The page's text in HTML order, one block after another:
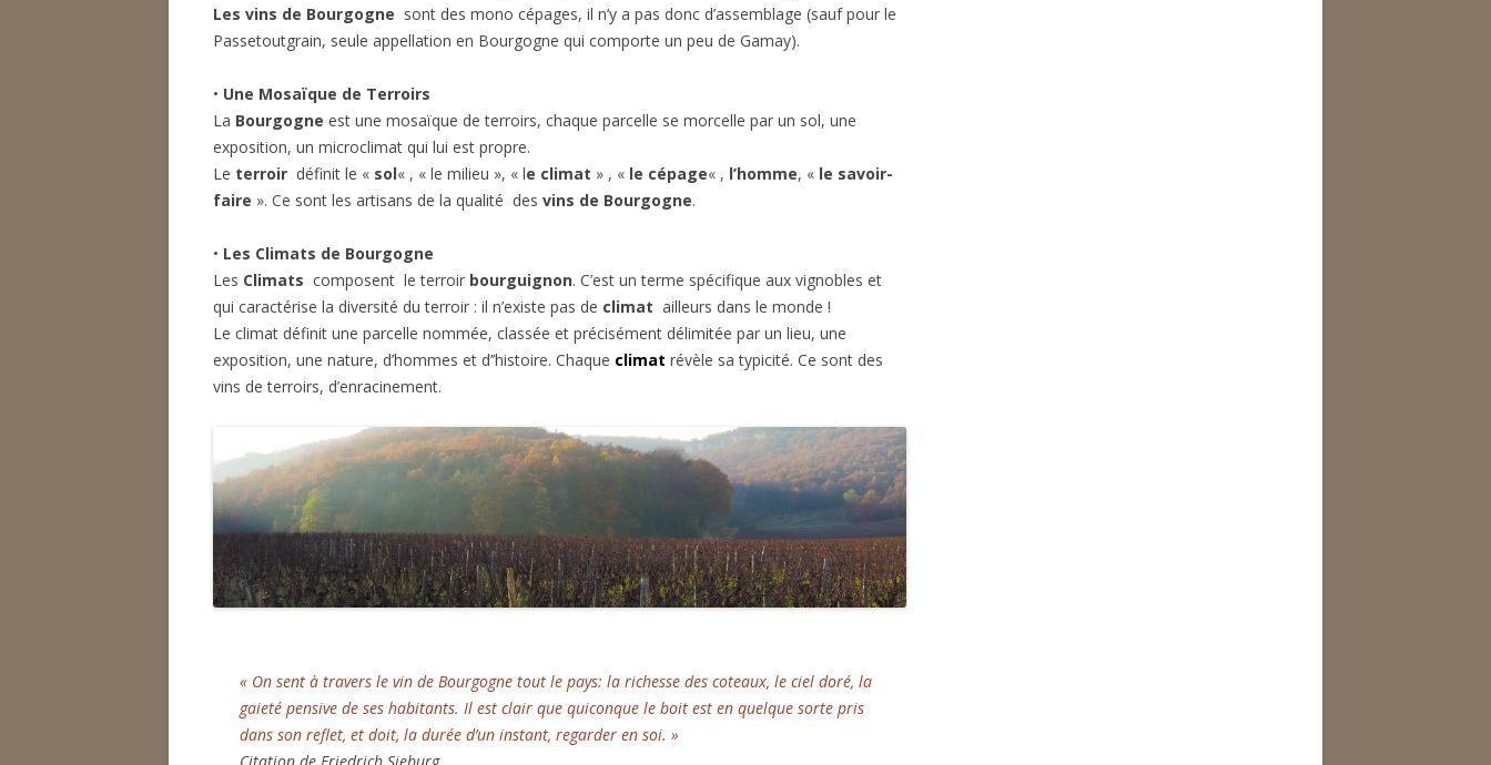
Les vins de Bourgogne sont des mono cépages, il n’y a pas donc d’assemblage (sauf pour le
Passetoutgrain, seule appellation en Bourgogne qui comporte un peu de Gamay).
• Une Mosaïque de Terroirs
La Bourgogne est une mosaïque de terroirs, chaque parcelle se morcelle par un sol, une
exposition, un microclimat qui lui est propre.
Le terroir définit le « sol« , « le milieu », « le climat » , « le cépage« , l’homme, « le savoir-
faire ». Ce sont les artisans de la qualité des vins de Bourgogne.
• Les Climats de Bourgogne
Les Climats composent le terroir bourguignon. C’est un terme spécifique aux vignobles et
qui caractérise la diversité du terroir : il n’existe pas de climat ailleurs dans le monde !
Le climat définit une parcelle nommée, classée et précisément délimitée par un lieu, une
exposition, une nature, d’hommes et d’’histoire. Chaque climat révèle sa typicité. Ce sont des
vins de terroirs, d’enracinement.
« On sent à travers le vin de Bourgogne tout le pays: la richesse des coteaux, le ciel doré, la
gaieté pensive de ses habitants. Il est clair que quiconque le boit est en quelque sorte pris
dans son reflet, et doit, la durée d’un instant, regarder en soi. »